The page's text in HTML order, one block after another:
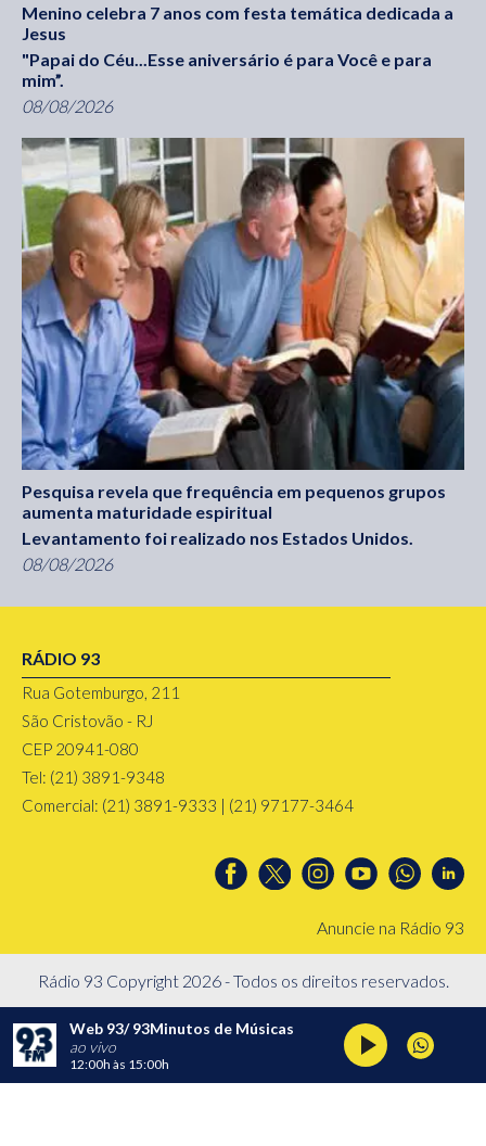
Menino celebra 7 anos com festa temática dedicada a
Jesus
"Papai do Céu...Esse aniversário é para Você e para
mim”.
08/08/2026
Pesquisa revela que frequência em pequenos grupos
aumenta maturidade espiritual
Levantamento foi realizado nos Estados Unidos.
08/08/2026
RÁDIO 93
Rua Gotemburgo, 211
São Cristovão - RJ
CEP 20941-080
Tel: (21) 3891-9348
Comercial: (21) 3891-9333 | (21) 97177-3464
Anuncie na Rádio 93
Rádio 93 Copyright 2026 - Todos os direitos reservados.
Web 93/ 93Minutos de Músicas
ao vivo
12:00h às 15:00h